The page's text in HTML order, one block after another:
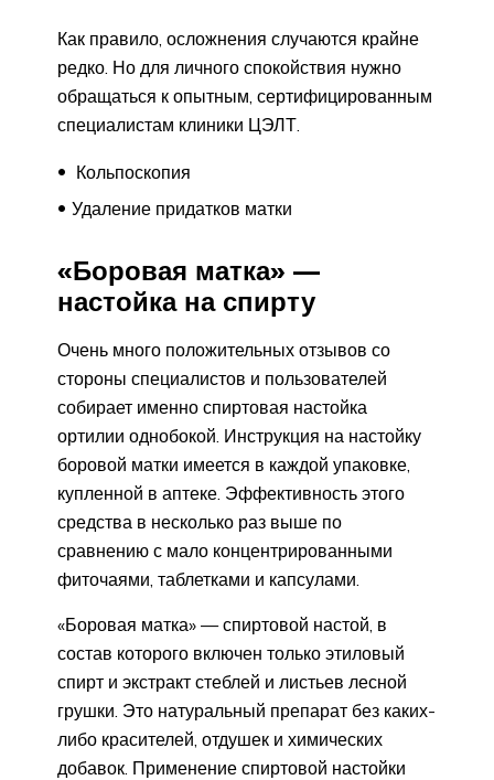
Как правило, осложнения случаются крайне
редко. Но для личного спокойствия нужно
обращаться к опытным, сертифицированным
специалистам клиники ЦЭЛТ.
Кольпоскопия
Удаление придатков матки
«Боровая матка» —
настойка на спирту
Очень много положительных отзывов со
стороны специалистов и пользователей
собирает именно спиртовая настойка
ортилии однобокой. Инструкция на настойку
боровой матки имеется в каждой упаковке,
купленной в аптеке. Эффективность этого
средства в несколько раз выше по
сравнению с мало концентрированными
фиточаями, таблетками и капсулами.
«Боровая матка» — спиртовой настой, в
состав которого включен только этиловый
спирт и экстракт стеблей и листьев лесной
грушки. Это натуральный препарат без каких-
либо красителей, отдушек и химических
добавок. Применение спиртовой настойки